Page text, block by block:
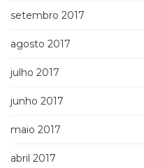
setembro 2017
agosto 2017
julho 2017
junho 2017
maio 2017
abril 2017